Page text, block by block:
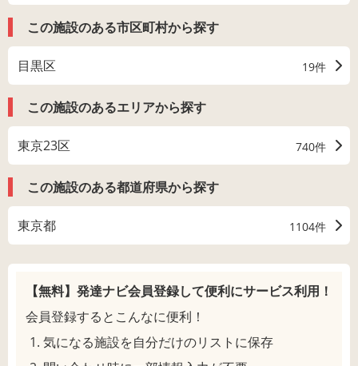
この施設のある市区町村から探す
目黒区 19件
この施設のあるエリアから探す
東京23区 740件
この施設のある都道府県から探す
東京都 1104件
【無料】発達ナビ会員登録して便利にサービス利用！
会員登録するとこんなに便利！
気になる施設を自分だけのリストに保存